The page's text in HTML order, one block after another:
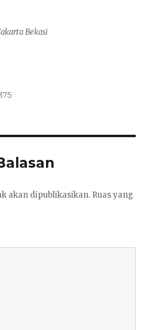
Bekasi
akan dipublikasikan. Ruas yang